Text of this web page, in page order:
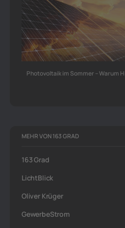
Photovoltaik im Sommer – Warum
MEHR VON 163 GRAD
163 Grad
LichtBlick
Oliver Krüger
GewerbeStrom